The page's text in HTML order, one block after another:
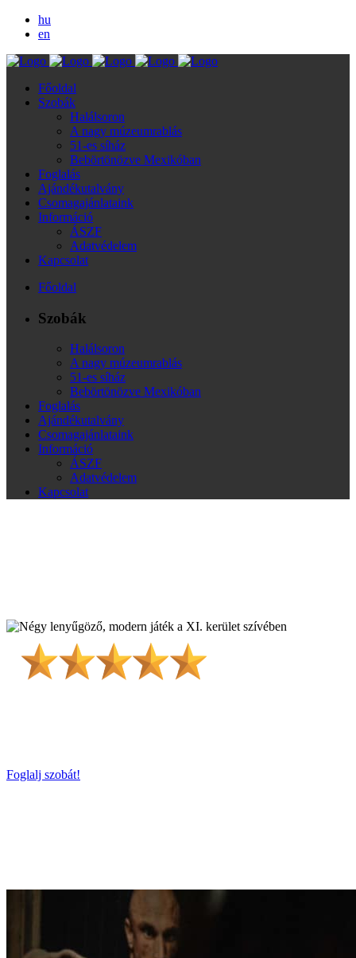
hu
en
Főoldal
Szobák
Halálsoron
A nagy múzeumrablás
51-es síház
Bebörtönözve Mexikóban
Foglalás
Ajándékutalvány
Csomagajánlataink
Információ
ÁSZF
Adatvédelem
Kapcsolat
Főoldal
Szobák
Halálsoron
A nagy múzeumrablás
51-es síház
Bebörtönözve Mexikóban
Foglalás
Ajándékutalvány
Csomagajánlataink
Információ
ÁSZF
Adatvédelem
Kapcsolat
Foglalj szobát!